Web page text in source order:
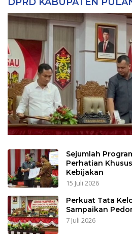
Sejumlah
Perhatian
Kebijakan
15 Juli 2026
Perkuat Tata
Sampaikan
7 Juli 2026